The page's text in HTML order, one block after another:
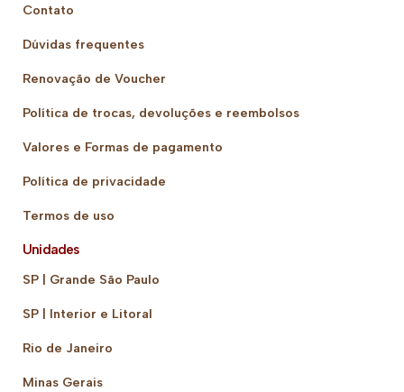
Contato
Dúvidas frequentes
Renovação de Voucher
Política de trocas, devoluções e reembolsos
Valores e Formas de pagamento
Política de privacidade
Termos de uso
Unidades
SP | Grande São Paulo
SP | Interior e Litoral
Rio de Janeiro
Minas Gerais